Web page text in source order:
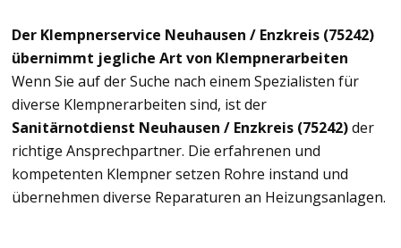
Der Klempnerservice Neuhausen / Enzkreis (75242)
übernimmt jegliche Art von Klempnerarbeiten
Wenn Sie auf der Suche nach einem Spezialisten für
diverse Klempnerarbeiten sind, ist der
Sanitärnotdienst Neuhausen / Enzkreis (75242)der
richtige Ansprechpartner. Die erfahrenen und
kompetenten Klempner setzen Rohre instand und
übernehmen diverse Reparaturen an Heizungsanlagen.